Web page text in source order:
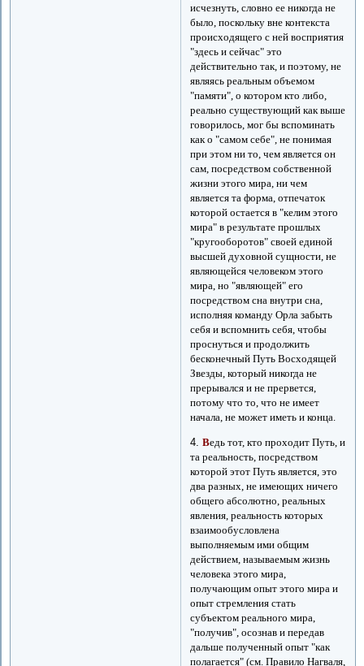
исчезнуть, словно ее никогда не
было, поскольку вне контекста
происходящего с ней восприятия
"здесь и сейчас" это
действительно так, и поэтому, не
являясь реальным объемом
"памяти", о котором кто либо,
реально существующий как выше
говорилось, мог бы вспоминать
как о "самом себе", не понимая
при этом ни то, чем является он
сам, посредством собственной
жизни этого мира, ни чем
является та форма, отпечаток
которой остается в "келим этого
мира" в результате прошлых
"кругооборотов" своей единой
высшей духовной сущности, не
являющейся человеком этого
мира, но "являющей" его
посредством сна внутри сна,
исполняя команду Орла забыть
себя и вспомнить себя, чтобы
проснуться и продолжить
бесконечный Путь Восходящей
Звезды, который никогда не
прерывался и не прервется,
потому что то, что не имеет
начала, не может иметь и конца.
4.Ведь тот, кто проходит Путь, и
та реальность, посредством
которой этот Путь является, это
два разных, не имеющих ничего
общего абсолютно, реальных
явления, реальность которых
взаимообусловлена
выполняемым ими общим
действием, называемым жизнь
человека этого мира,
получающим опыт этого мира и
опыт стремления стать
субъектом реального мира,
"получив", осознав и передав
дальше полученный опыт "как
полагается" (см. Правило Нагваля,